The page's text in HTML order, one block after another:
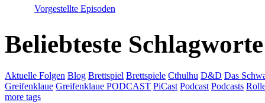
Vorgestellte Episoden
Beliebteste Schlagworte
Aktuelle Folgen Blog Brettspiel Brettspiele Cthulhu D&D Das
Greifenklaue Greifenklaue PODCAST PiCast Podcast Podcasts
more tags